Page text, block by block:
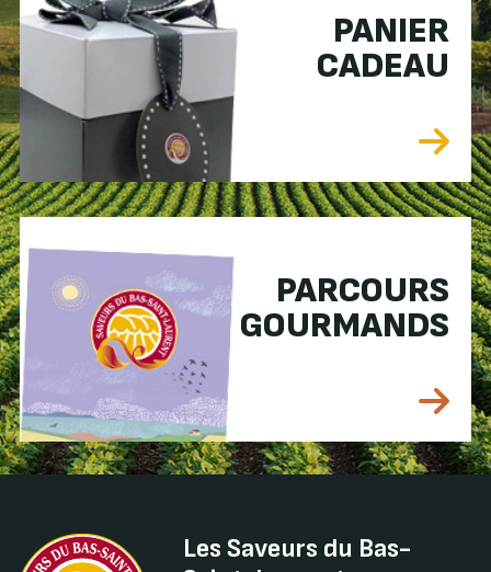
PANIER
CADEAU
PARCOURS
GOURMANDS
Les Saveurs du Bas-